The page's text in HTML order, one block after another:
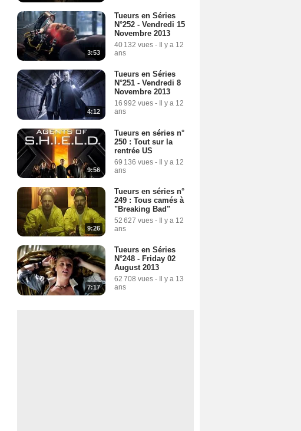
3:53
Tueurs en Séries
N°252 - Vendredi 15
Novembre 2013
40 132 vues - Il y a 12
ans
4:12
Tueurs en Séries
N°251 - Vendredi 8
Novembre 2013
16 992 vues -
Il y a 12
ans
9:56
Tueurs en séries n°
250 : Tout sur la
rentrée US
69 136 vues - Il y a 12
ans
9:26
Tueurs en séries n°
249 : Tous camés à
"Breaking Bad"
52 627 vues -
Il y a 12
ans
7:17
Tueurs en Séries
N°248 - Friday 02
August 2013
62 708 vues -
Il y a 13
ans